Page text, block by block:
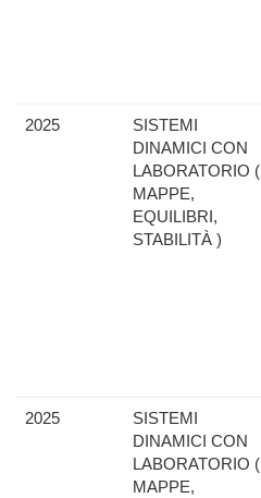
2025
SISTEMI
DINAMICI CON
LABORATORIO (
MAPPE,
EQUILIBRI,
STABILITÀ )
2025
SISTEMI
DINAMICI CON
LABORATORIO (
MAPPE,